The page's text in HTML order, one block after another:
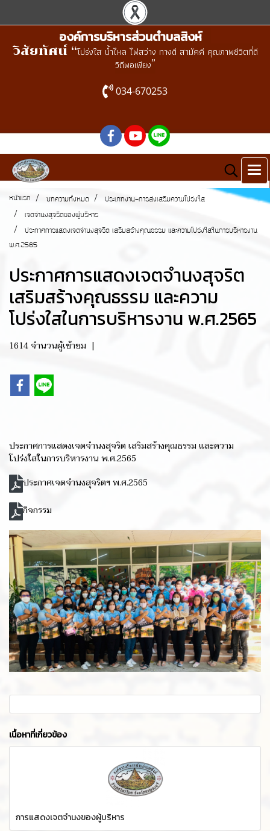
องค์การบริหารส่วนตำบลสิงห์
วิสัยทัศน์ “โปร่งใส น้ำไหล ไฟสว่าง ทางดี สามัคคี คุณภาพชีวิตที่ดี
วิถีพอเพียง”
034-670253
หน้าแรก บทความทั้งหมด ประเภทงาน-การส่งเสริมความโปร่งใส
เจตจำนงสุจริตของผู้บริหาร
ประกาศการแสดงเจตจำนงสุจริต เสริมสร้างคุณธรรม และความโปร่งใสในการบริหารงาน
พ.ศ.2565
ประกาศการแสดงเจตจำนงสุจริต
เสริมสร้างคุณธรรม และความ
โปร่งใสในการบริหารงาน พ.ศ.2565
1614 จำนวนผู้เข้าชม |
ประกาศการแสดงเจตจำนงสุจริต เสริมสร้างคุณธรรม และความ
โปร่งใสในการบริหารงาน พ.ศ.2565
ประกาศเจตจำนงสุจริตฯ พ.ศ.2565
กิจกรรม
เนื้อหาที่เกี่ยวข้อง
การแสดงเจตจำนงของผู้บริหาร